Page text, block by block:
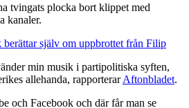
tvingats plocka bort klippet med
kanaler.
berättar själv om uppbrottet från Filip
min musik i partipolitiska syften,
allehanda, rapporterarAftonbladet.
och Facebook och där får man se